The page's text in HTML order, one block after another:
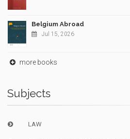
Belgium Abroad
Jul 15, 2026
more books
Subjects
LAW